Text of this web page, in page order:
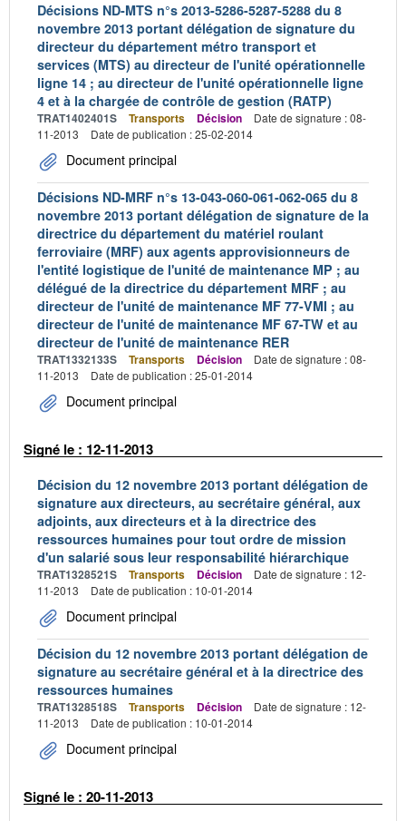
Décisions ND-MTS n°s 2013-5286-5287-5288 du 8
novembre 2013 portant délégation de signature du
directeur du département métro transport et
services (MTS) au directeur de l'unité opérationnelle
ligne 14 ; au directeur de l'unité opérationnelle ligne
4 et à la chargée de contrôle de gestion (RATP)
TRAT1402401S Transports Décision
Date de signature : 08-
11-2013
Date de publication : 25-02-2014
Document principal
Décisions ND-MRF n°s 13-043-060-061-062-065 du 8
novembre 2013 portant délégation de signature de la
directrice du département du matériel roulant
ferroviaire (MRF) aux agents approvisionneurs de
l'entité logistique de l'unité de maintenance MP ; au
délégué de la directrice du département MRF ; au
directeur de l'unité de maintenance MF 77-VMI ; au
directeur de l'unité de maintenance MF 67-TW et au
directeur de l'unité de maintenance RER
TRAT1332133S Transports Décision
Date de signature : 08-
11-2013
Date de publication : 25-01-2014
Document principal
Signé le : 12-11-2013
Décision du 12 novembre 2013 portant délégation de
signature aux directeurs, au secrétaire général, aux
adjoints, aux directeurs et à la directrice des
ressources humaines pour tout ordre de mission
d'un salarié sous leur responsabilité hiérarchique
TRAT1328521S Transports Décision
Date de signature : 12-
11-2013
Date de publication : 10-01-2014
Document principal
Décision du 12 novembre 2013 portant délégation de
signature au secrétaire général et à la directrice des
ressources humaines
TRAT1328518S Transports Décision
Date de signature : 12-
11-2013
Date de publication : 10-01-2014
Document principal
Signé le : 20-11-2013